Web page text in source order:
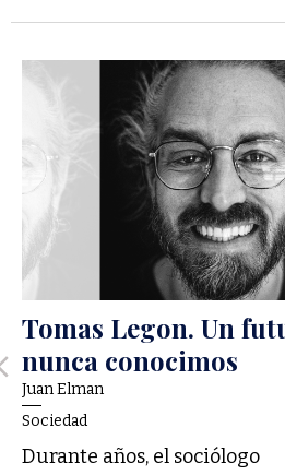
Tomas Legon. Un
nunca conocimos
Juan Elman
Sociedad
Durante años, el sociólogo